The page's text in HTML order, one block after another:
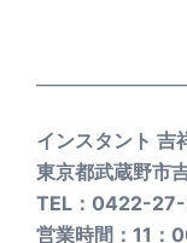
インスタント 吉
東京都武蔵野市
TEL：0422-
営業時間：11：